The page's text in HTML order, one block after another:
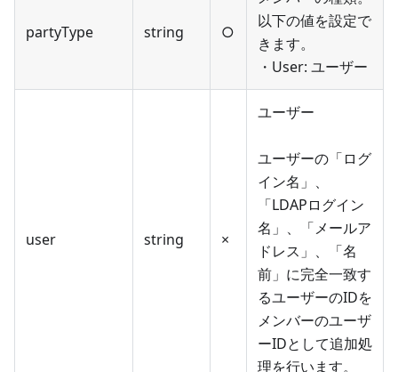
partyType string ○
以下の値を設定で
きます。
・User: ユーザー
user string ×
ユーザー
ユーザーの「ログ
イン名」、
「LDAPログイン
名」、「メールア
ドレス」、「名
前」に完全一致す
るユーザーのIDを
メンバーのユーザ
ーIDとして追加処
理を行います。